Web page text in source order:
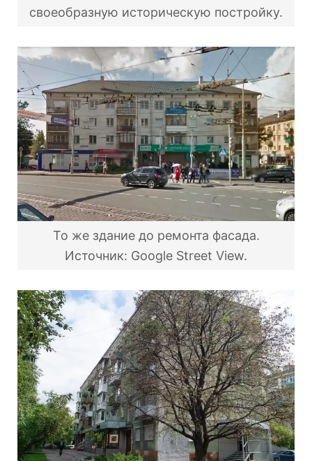
своеобразную историческую постройку.
То же здание до ремонта фасада.
Источник: Google Street View.